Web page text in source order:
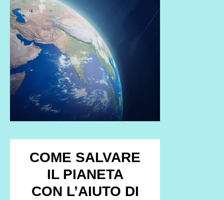
COME SALVARE
IL PIANETA
CON L’AIUTO DI